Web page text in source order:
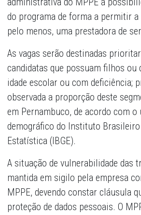
do programa de forma a permitir a
pelo menos, uma prestadora de
As vagas serão destinadas
candidatas que possuam filhos ou
idade escolar ou com deficiência;
observada a proporção deste
em Pernambuco, de acordo com
demográfico do Instituto Brasileiro
Estatística (IBGE).
A situação de vulnerabilidade das
mantida em sigilo pela empresa
MPPE, devendo constar cláusula
proteção de dados pessoais. O